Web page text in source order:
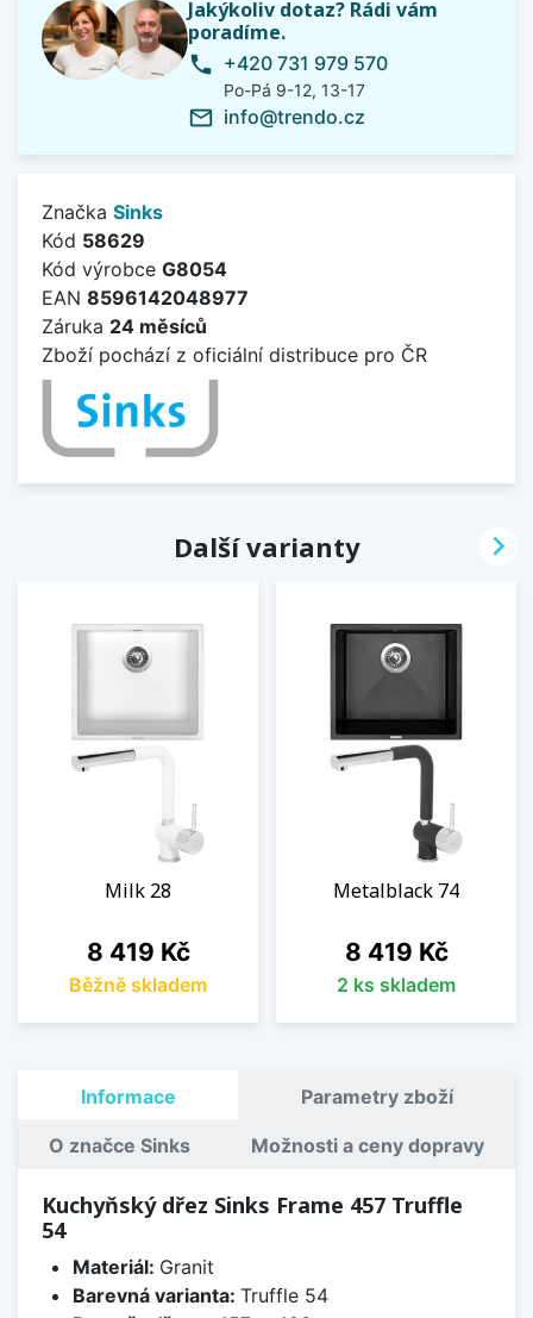
Jakýkoliv dotaz? Rádi vám
poradíme.
phone +420 731 979 570
Po-Pá 9-12, 13-17
mail_outline info@trendo.cz
Značka Sinks
Kód 58629
Kód výrobce G8054
EAN 8596142048977
Záruka 24 měsíců
Zboží pochází z oficiální distribuce pro ČR
Další varianty
Milk 28
Cena
8 419 Kč
Běžně skladem
Metalblack 74
Cena
8 419 Kč
2 ks skladem

Informace Parametry zboží
O značce Sinks Možnosti a ceny dopravy
Kuchyňský dřez Sinks Frame 457 Truffle
54
Materiál: Granit
Barevná varianta: Truffle 54